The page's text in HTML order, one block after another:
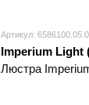
Артикул:
Imperium Light
Люстра